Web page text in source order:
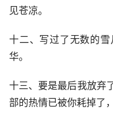
见苍凉。
十二、写过了无数的
华。
十三、要是最后我放弃
部的热情已被你耗掉了